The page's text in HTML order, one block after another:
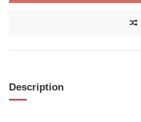
Description